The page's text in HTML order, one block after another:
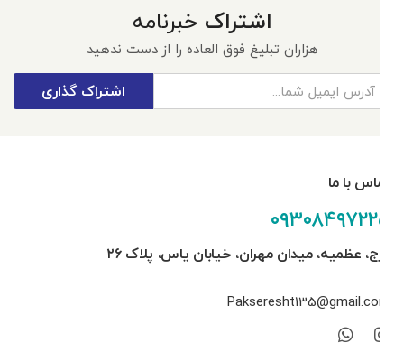
اشتراکخبرنامه
هزاران تبلیغ فوق العاده را از دست ندهید
اشتراک گذاری
تماس با ما
۰۹۳۰۸۴۹۷۲۲۵
کرج، عظمیه، میدان مهران، خیابان یاس، پلاک ۲۶
Pakseresht135@gmail.com